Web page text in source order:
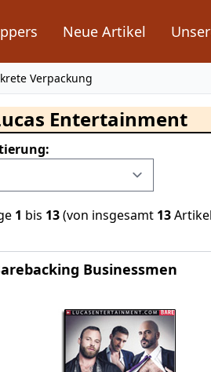
Neue Artikel
Verpackung
Entertainment
1 bis 13(von insgesamt 13
Businessmen